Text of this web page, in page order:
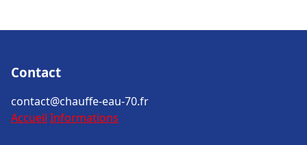
Contact
contact@chauffe-eau-70.fr
Accueil Informations